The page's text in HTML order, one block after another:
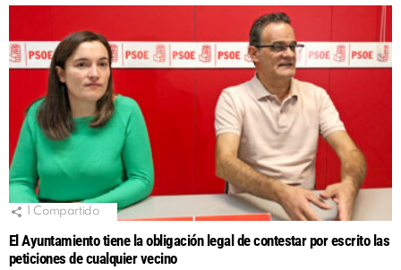
Compartido
El Ayuntamiento tiene la obligación legal de contestar por escrito las
peticiones de cualquier vecino